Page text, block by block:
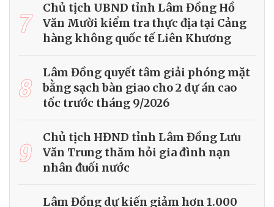
7
Chủ tịch UBND tỉnh Lâm Đồng Hồ
Văn Mười kiểm tra thực địa tại Cảng
hàng không quốc tế Liên Khương
8
Lâm Đồng quyết tâm giải phóng mặt
bằng sạch bàn giao cho 2 dự án cao
tốc trước tháng 9/2026
9
Chủ tịch HĐND tỉnh Lâm Đồng Lưu
Văn Trung thăm hỏi gia đình nạn
nhân đuối nước
Lâm Đồng dự kiến giảm hơn 1.000